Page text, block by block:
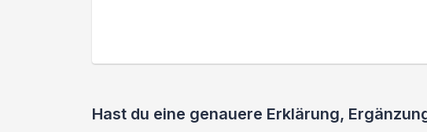
Hast du eine genauere Erklärung,